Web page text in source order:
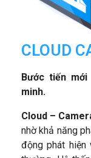
CLOUD
Bước tiến
minh.
Cloud –
nhờ khả năng
động phát hiện